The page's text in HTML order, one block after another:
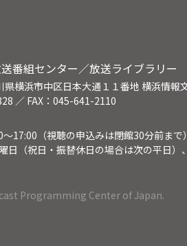
番組センター／放送ライブラリー
県横浜市中区日本大通１１番地 横浜情報
／ FAX：045-641-2110
（視聴の申込みは閉館30分前まで）
（祝日・振替休日の場合は次の平日）
Programming Center of Japan.